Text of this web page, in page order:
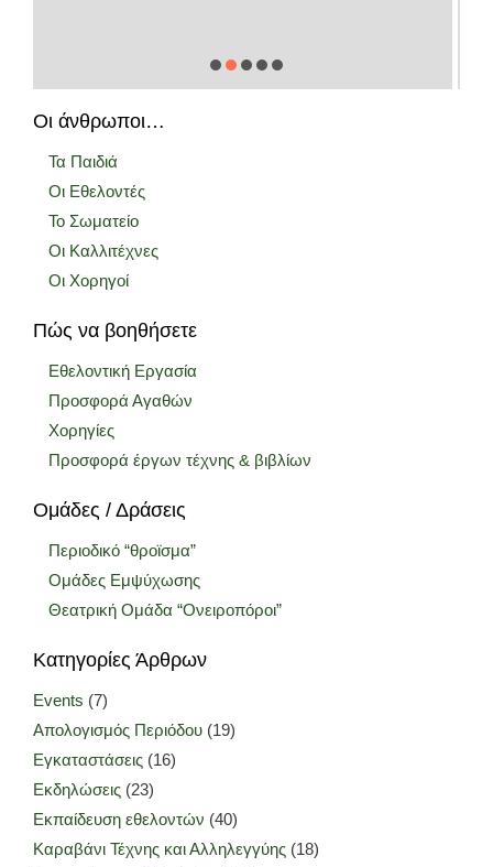
Οι άνθρωποι…
Τα Παιδιά
Οι Εθελοντές
Το Σωματείο
Οι Καλλιτέχνες
Οι Χορηγοί
Πώς να βοηθήσετε
Εθελοντική Εργασία
Προσφορά Αγαθών
Χορηγίες
Προσφορά έργων τέχνης & βιβλίων
Ομάδες / Δράσεις
Περιοδικό “θροϊσμα”
Ομάδες Εμψύχωσης
Θεατρική Ομάδα “Ονειροπόροι”
Κατηγορίες Άρθρων
Events (7)
Απολογισμός Περιόδου (19)
Εγκαταστάσεις (16)
Εκδηλώσεις (23)
Εκπαίδευση εθελοντών (40)
Καραβάνι Τέχνης και Αλληλεγγύης (18)